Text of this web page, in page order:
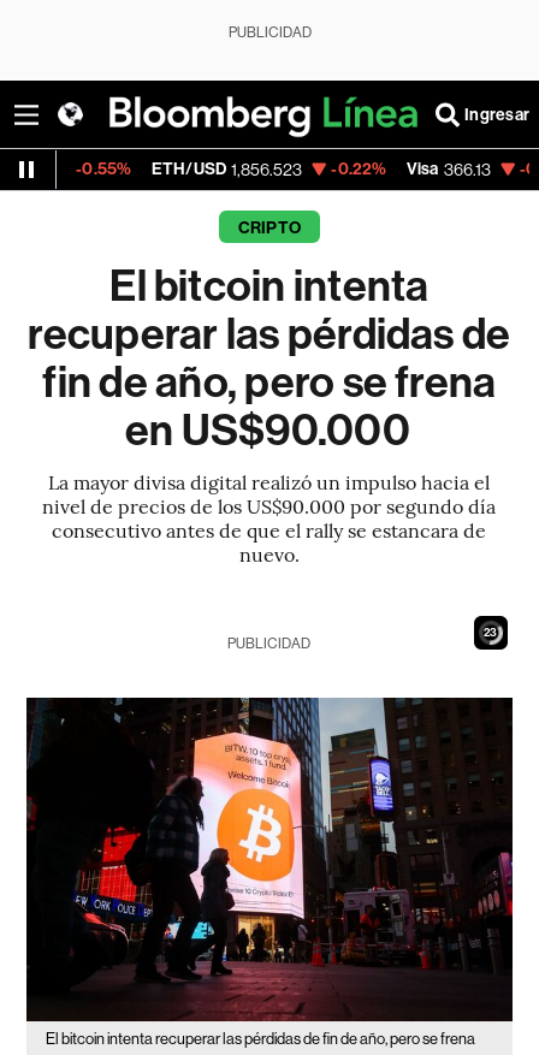
PUBLICIDAD
Ingresar
ETH/USD 1,856.523 -0.22% Visa 366.13 -0.04%
CRIPTO
El bitcoin intenta
recuperar las pérdidas de
fin de año, pero se frena
en US$90.000
La mayor divisa digital realizó un impulso hacia el
nivel de precios de los US$90.000 por segundo día
consecutivo antes de que el rally se estancara de
nuevo.
22
PUBLICIDAD
El bitcoin intenta recuperar las pérdidas de fin de año, pero se frena